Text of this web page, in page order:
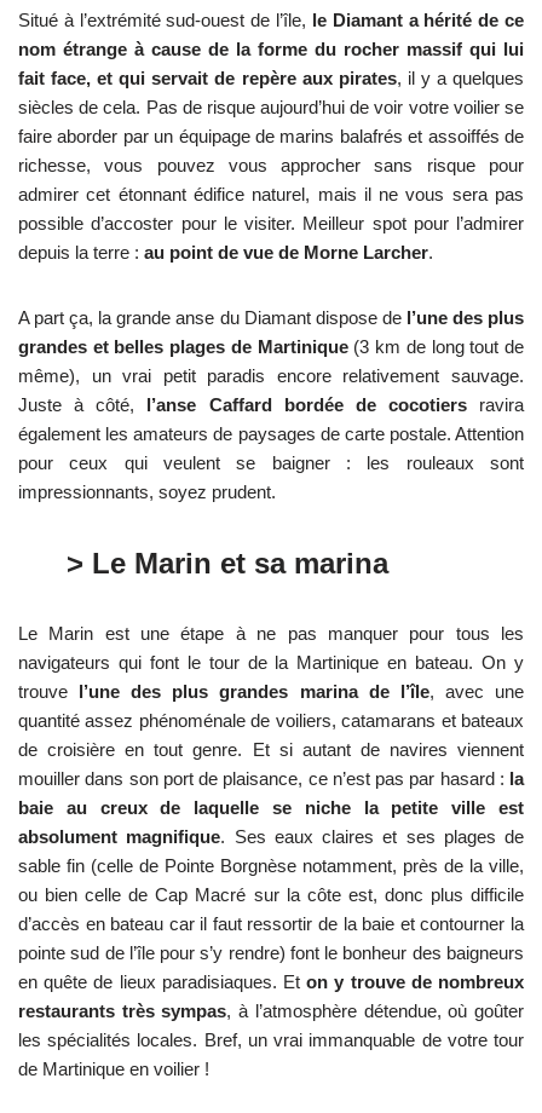
Situé à l’extrémité sud-ouest de l’île, le Diamant a hérité de ce
nom étrange à cause de la forme du rocher massif qui lui
fait face, et qui servait de repère aux pirates, il y a quelques
siècles de cela. Pas de risque aujourd’hui de voir votre voilier se
faire aborder par un équipage de marins balafrés et assoiffés de
richesse, vous pouvez vous approcher sans risque pour
admirer cet étonnant édifice naturel, mais il ne vous sera pas
possible d’accoster pour le visiter. Meilleur spot pour l’admirer
depuis la terre : au point de vue de Morne Larcher.
A part ça, la grande anse du Diamant dispose de l’une des plus
grandes et belles plages de Martinique(3 km de long tout de
même), un vrai petit paradis encore relativement sauvage.
Juste à côté, l’anse Caffard bordée de cocotiersravira
également les amateurs de paysages de carte postale. Attention
pour ceux qui veulent se baigner : les rouleaux sont
impressionnants, soyez prudent.
> Le Marin et sa marina
Le Marin est une étape à ne pas manquer pour tous les
navigateurs qui font le tour de la Martinique en bateau. On y
trouve l’une des plus grandes marina de l’île, avec une
quantité assez phénoménale de voiliers, catamarans et bateaux
de croisière en tout genre. Et si autant de navires viennent
mouiller dans son port de plaisance, ce n’est pas par hasard : la
baie au creux de laquelle se niche la petite ville est
absolument magnifique. Ses eaux claires et ses plages de
sable fin (celle de Pointe Borgnèse notamment, près de la ville,
ou bien celle de Cap Macré sur la côte est, donc plus difficile
d’accès en bateau car il faut ressortir de la baie et contourner la
pointe sud de l’île pour s’y rendre) font le bonheur des baigneurs
en quête de lieux paradisiaques. Eton y trouve de nombreux
restaurants très sympas, à l’atmosphère détendue, où goûter
les spécialités locales. Bref, un vrai immanquable de votre tour
de Martinique en voilier !